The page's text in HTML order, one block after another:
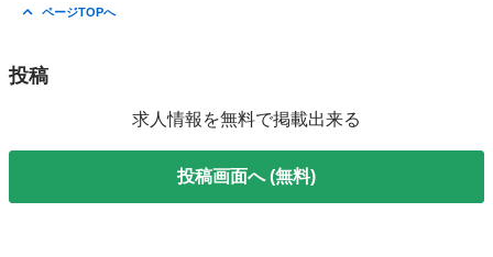
ページTOPへ
投稿
求人情報を無料で掲載出来る
投稿画面へ (無料)